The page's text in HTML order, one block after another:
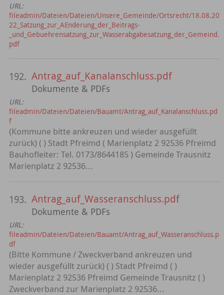
URL:
fileadmin/Dateien/Dateien/Unsere_Gemeinde/Ortsrecht/18.08.20
22_Satzung_zur_AEnderung_der_Beitrags-
_und_Gebuehrensatzung_zur_Wasserabgabesatzung_der_Gemeind.
pdf
192. Antrag_auf_Kanalanschluss.pdf
Dokumente & PDFs
URL:
fileadmin/Dateien/Dateien/Bauamt/Antrag_auf_Kanalanschluss.pd
f
(Kommune bitte ankreuzen und wieder ausgefüllt
zurück) ( ) Stadt Pfreimd ( Marienplatz 2 92536 Pfreimd
Bauhofleiter: Tel. 0173/8644185 ) Gemeinde Trausnitz
Marienplatz 2 92536...
193. Antrag_auf_Wasseranschluss.pdf
Dokumente & PDFs
URL:
fileadmin/Dateien/Dateien/Bauamt/Antrag_auf_Wasseranschluss.p
df
(Bitte Kommune / Zweckverband ankreuzen und
wieder ausgefüllt zurück) ( ) Stadt Pfreimd ( )
Marienplatz 2 92536 Pfreimd Gemeinde Trausnitz ( )
Zweckverband zur Marienplatz 2 92536...